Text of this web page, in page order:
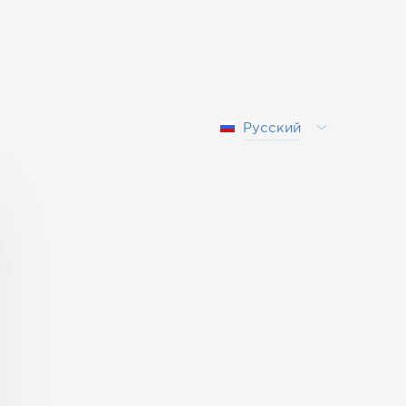
Русский